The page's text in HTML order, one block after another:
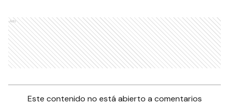
Ads
Este contenido no está abierto a comentarios